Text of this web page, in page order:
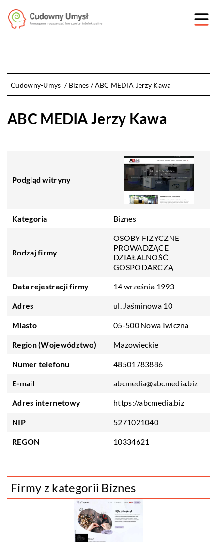
Cudowny-Umysl / Biznes /ABC MEDIA Jerzy Kawa
ABC MEDIA Jerzy Kawa
Podgląd witryny
Kategoria Biznes
Rodzaj firmy
OSOBY FIZYCZNE
PROWADZĄCE
DZIAŁALNOŚĆ
GOSPODARCZĄ
Data rejestracji firmy 14 września 1993
Adres ul. Jaśminowa 10
Miasto 05-500 Nowa Iwiczna
Region (Województwo) Mazowieckie
Numer telefonu 48501783886
E-mail abcmedia@abcmedia.biz
Adres internetowy https://abcmedia.biz
NIP 5271021040
REGON 10334621
Firmy z kategorii Biznes